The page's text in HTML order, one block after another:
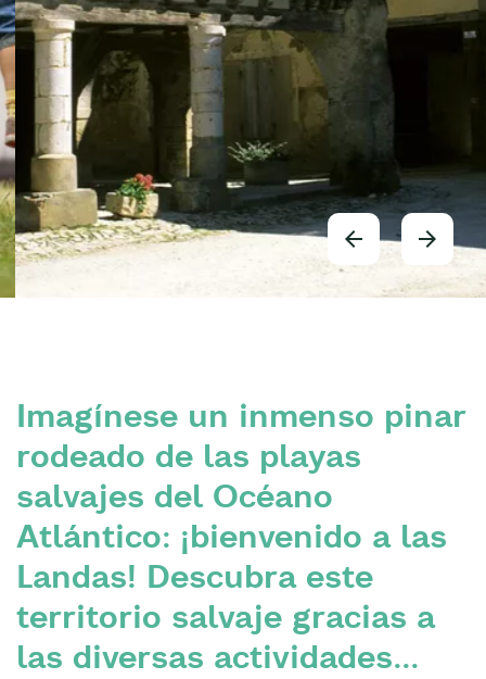
Imagínese un inmenso pinar
rodeado de las playas
salvajes del Océano
Atlántico: ¡bienvenido a las
Landas! Descubra este
territorio salvaje gracias a
las diversas actividades...